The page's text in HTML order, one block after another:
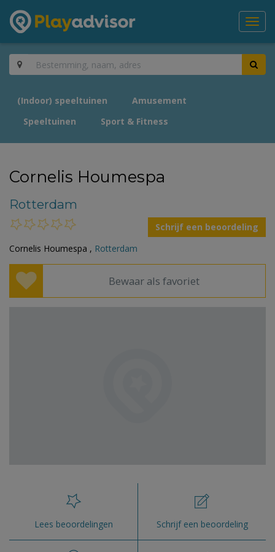
(Indoor) speeltuinen
Amusement
Speeltuinen
Sport & Fitness
Cornelis Houmespa
Rotterdam
Schrijf een beoordeling
Cornelis Houmespa , Rotterdam
Bewaar als favoriet
Lees beoordelingen Schrijf een beoordeling